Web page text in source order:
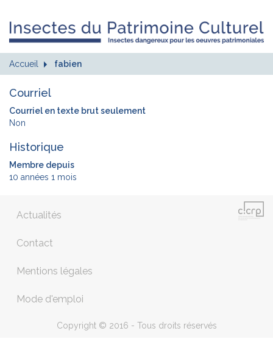
Accueil fabien
Courriel
Courriel en texte brut seulement
Non
Historique
Membre depuis
10 années 1 mois
Actualités
Contact
Mentions légales
Mode d'emploi
Copyright © 2016 - Tous droits réservés